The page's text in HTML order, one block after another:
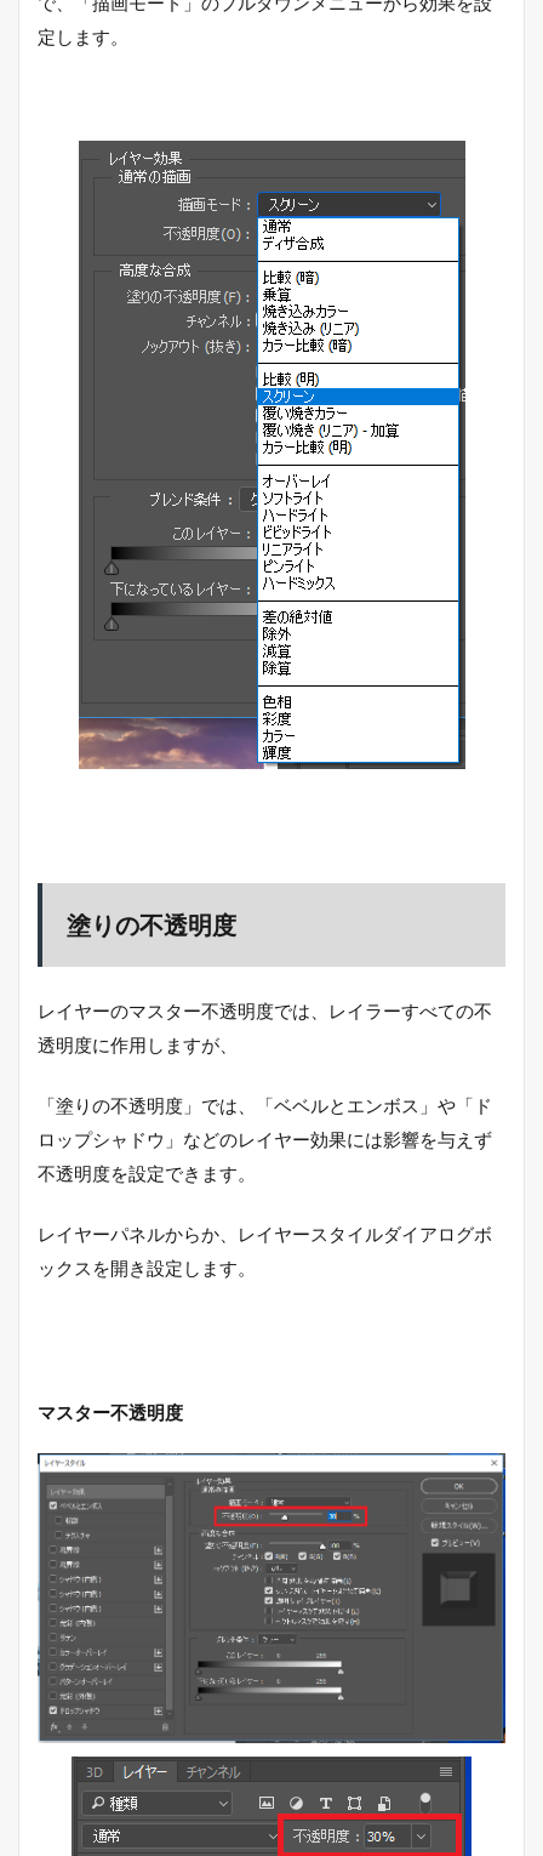
定します。
塗りの不透明度
レイヤーのマスター不透明度では、レイラーすべての不
透明度に作用しますが、
「塗りの不透明度」では、「ベベルとエンボス」や「ド
ロップシャドウ」などのレイヤー効果には影響を与えず
不透明度を設定できます。
レイヤーパネルからか、レイヤースタイルダイアログボ
ックスを開き設定します。
マスター不透明度